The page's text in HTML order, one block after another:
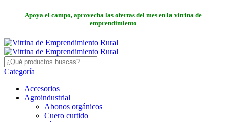
Apoya el campo, aprovecha las ofertas del mes en la vitrina de
emprendimiento
Categoría
Accesorios
Agroindustrial
Abonos orgánicos
Cuero curtido